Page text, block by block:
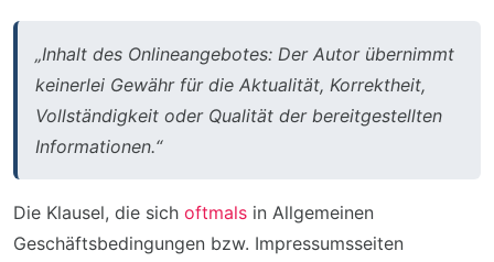
„Inhalt des Onlineangebotes: Der Autor übernimmt
keinerlei Gewähr für die Aktualität, Korrektheit,
Vollständigkeit oder Qualität der bereitgestellten
Informationen.“
Die Klausel, die sich oftmals in Allgemeinen
Geschäftsbedingungen bzw. Impressumsseiten